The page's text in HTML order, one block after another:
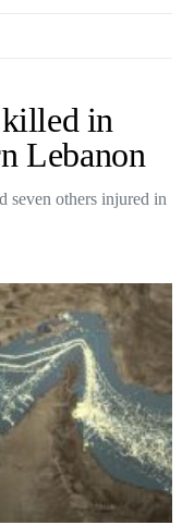
in
Lebanon
seven others injured in